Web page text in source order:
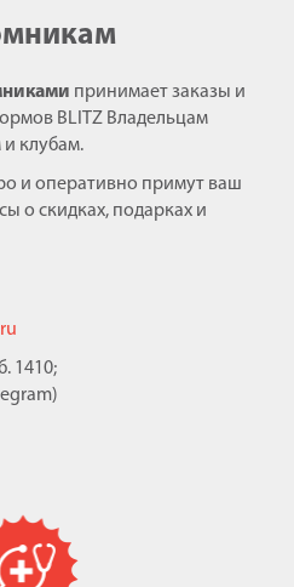
принимает заказы и
BLITZ Владельцам
клубам.
и оперативно примут ваш
о скидках, подарках и
1410;